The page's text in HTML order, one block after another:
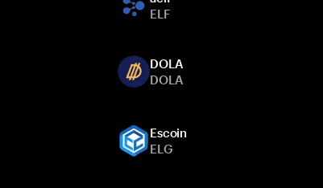
ELF
DOLA
DOLA
Escoin
ELG